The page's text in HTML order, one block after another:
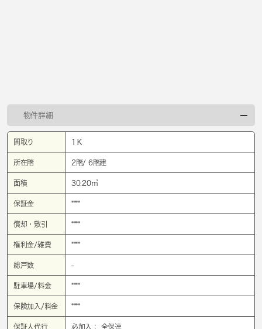
物件詳細
間取り 1Ｋ
所在階 2階/ 6階建
面積 30.20㎡
保証金 ****
償却・敷引 ****
権利金/雑費 ****
総戸数 -
駐車場/料金 ****
保険加入/料金 ****
保証人代行 必加入： 全保連